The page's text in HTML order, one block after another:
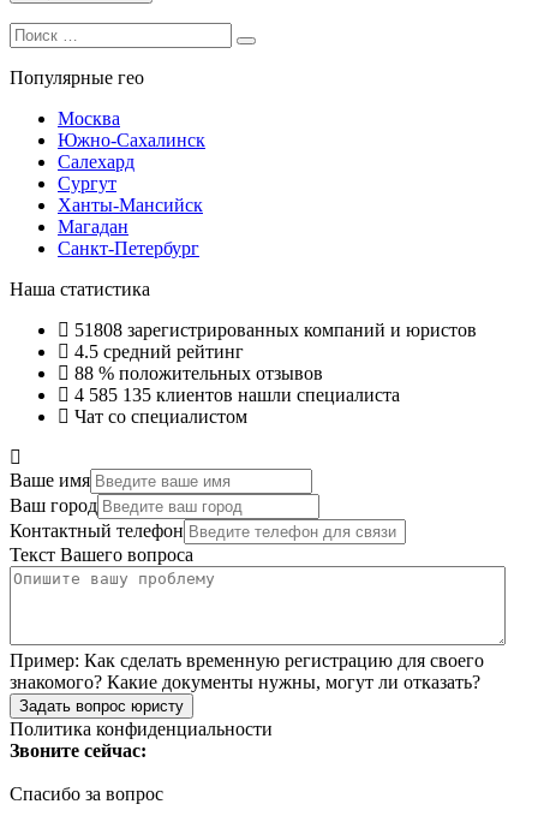
Search
for:
Search
Популярные гео
Москва
Южно-Сахалинск
Салехард
Сургут
Ханты-Мансийск
Магадан
Санкт-Петербург
Наша статистика
51808 зарегистрированных компаний и юристов
4.5 средний рейтинг
88 % положительных отзывов
4 585 135 клиентов нашли специалиста
Чат со специалистом
Ваше имя
Ваш город
Контактный телефон
Текст Вашего вопроса
Пример: Как сделать временную регистрацию для своего
знакомого? Какие документы нужны, могут ли отказать?
Задать вопрос юристу
Политика конфиденциальности
Звоните сейчас:
Спасибо за вопрос